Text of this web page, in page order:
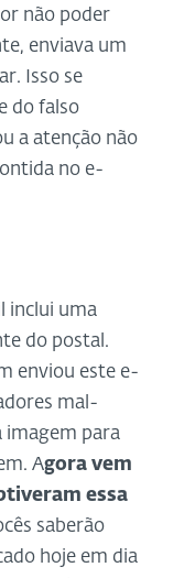
não poder
enviava um
Isso se
do falso
a atenção não
no e-
inclui uma
do postal.
enviou este e-
mal-
imagem para
Agora vem
essa
saberão
hoje em dia